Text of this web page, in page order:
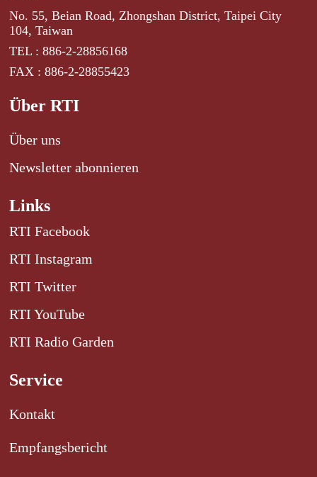
No. 55, Beian Road, Zhongshan District, Taipei City
104, Taiwan
TEL : 886-2-28856168
FAX : 886-2-28855423
Über RTI
Über uns
Newsletter abonnieren
Links
RTI Facebook
RTI Instagram
RTI Twitter
RTI YouTube
RTI Radio Garden
Service
Kontakt
Empfangsbericht